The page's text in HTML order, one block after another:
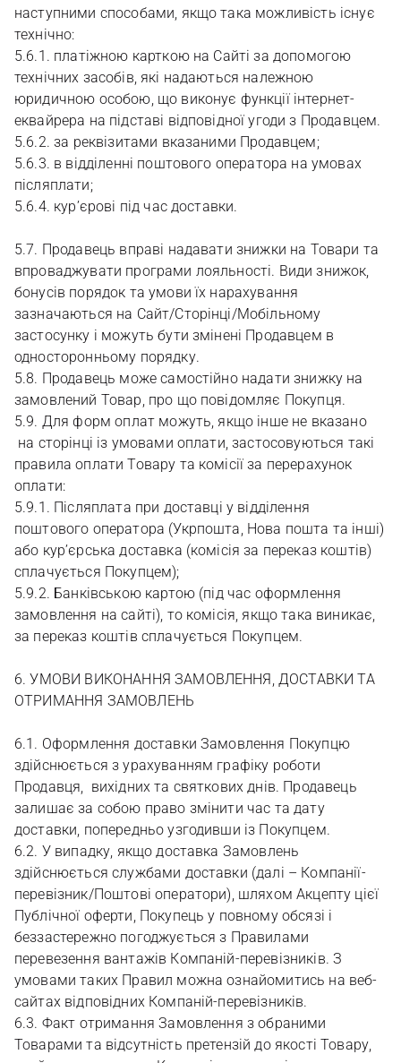
наступними способами, якщо така можливість існує
технічно:
5.6.1. платіжною карткою на Сайті за допомогою
технічних засобів, які надаються належною
юридичною особою, що виконує функції інтернет-
еквайрера на підставі відповідної угоди з Продавцем.
5.6.2. за реквізитами вказаними Продавцем;
5.6.3. в відділенні поштового оператора на умовах
післяплати;
5.6.4. кур’єрові під час доставки.
5.7. Продавець вправі надавати знижки на Товари та
впроваджувати програми лояльності. Види знижок,
бонусів порядок та умови їх нарахування
зазначаються на Сайт/Сторінці/Мобільному
застосунку і можуть бути змінені Продавцем в
односторонньому порядку.
5.8. Продавець може самостійно надати знижку на
замовлений Товар, про що повідомляє Покупця.
5.9. Для форм оплат можуть, якщо інше не вказано
на сторінці із умовами оплати, застосовуються такі
правила оплати Товару та комісії за перерахунок
оплати:
5.9.1. Післяплата при доставці у відділення
поштового оператора (Укрпошта, Нова пошта та інші)
або кур’єрська доставка (комісія за переказ коштів)
сплачується Покупцем);
5.9.2. Банківською картою (під час оформлення
замовлення на сайті), то комісія, якщо така виникає,
за переказ коштів сплачується Покупцем.
6. УМОВИ ВИКОНАННЯ ЗАМОВЛЕННЯ, ДОСТАВКИ ТА
ОТРИМАННЯ ЗАМОВЛЕНЬ
6.1. Оформлення доставки Замовлення Покупцю
здійснюється з урахуванням графіку роботи
Продавця, вихідних та святкових днів. Продавець
залишає за собою право змінити час та дату
доставки, попередньо узгодивши із Покупцем.
6.2. У випадку, якщо доставка Замовлень
здійснюється службами доставки (далі – Компанії-
перевізник/Поштові оператори), шляхом Акцепту цієї
Публічної оферти, Покупець у повному обсязі і
беззастережно погоджується з Правилами
перевезення вантажів Компаній-перевізників. З
умовами таких Правил можна ознайомитись на веб-
сайтах відповідних Компаній-перевізників.
6.3. Факт отримання Замовлення з обраними
Товарами та відсутність претензій до якості Товару,